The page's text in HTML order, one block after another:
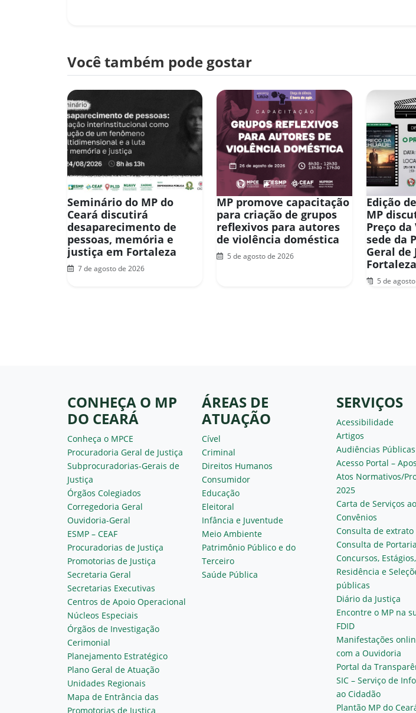
Você também pode gostar
Seminário do MP do
Ceará discutirá
desaparecimento de
pessoas, memória e
justiça em Fortaleza
7 de agosto de 2026
MP promove capacitação
para criação de grupos
reflexivos para autores
de violência doméstica
5 de agosto de 2026
Edição
MP
Preço da
sede da
Geral de
Fortaleza
5 de
CONHEÇA O MP
DO CEARÁ
Conheça o MPCE
Procuradoria Geral de Justiça
Subprocuradorias-Gerais de
Justiça
Órgãos Colegiados
Corregedoria Geral
Ouvidoria-Geral
ESMP – CEAF
Procuradorias de Justiça
Promotorias de Justiça
Secretaria Geral
Secretarias Executivas
Centros de Apoio Operacional
Núcleos Especiais
Órgãos de Investigação
Cerimonial
Planejamento Estratégico
Plano Geral de Atuação
Unidades Regionais
Mapa de Entrância das
Promotorias de Justiça
ÁREAS DE
ATUAÇÃO
Cível
Criminal
Direitos Humanos
Consumidor
Educação
Eleitoral
Infância e Juventude
Meio Ambiente
Patrimônio Público e do
Terceiro
Saúde Pública
SERVIÇOS
Acessibilidade
Artigos
Audiências Públicas
Acesso Portal –
Atos Normativos/
2025
Carta de Serviços
Convênios
Consulta de extrato
Consulta de
Concursos, Estágios,
Residência e
públicas
Diário da Justiça
Encontre o MP na
FDID
Manifestações
com a Ouvidoria
Portal da
SIC – Serviço de
ao Cidadão
Plantão MP do